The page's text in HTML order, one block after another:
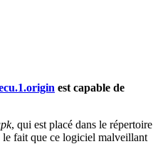
est capable de
, qui est placé dans le répertoire
le fait que ce logiciel malveillant